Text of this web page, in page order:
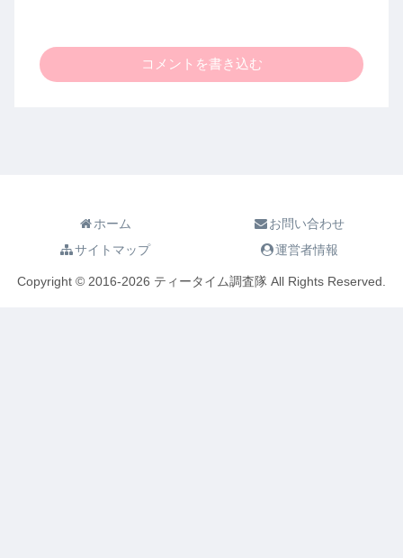
コメントを書き込む
ホーム
お問い合わせ
サイトマップ
運営者情報
Copyright © 2016-2026 ティータイム調査隊 All Rights Reserved.